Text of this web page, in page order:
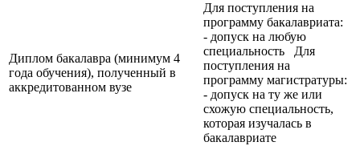
Диплом бакалавра (минимум 4
года обучения), полученный в
аккредитованном вузе
Для поступления на
программу бакалавриата:
- допуск на любую
специальность Для
поступления на
программу магистратуры:
- допуск на ту же или
схожую специальность,
которая изучалась в
бакалавриате